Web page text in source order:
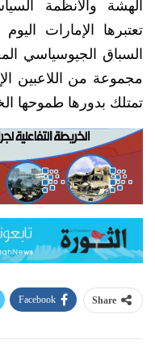
الهشة والأنظمة
تعتبرها الإمارات
السباق الجيوسياسي
مجموعة من اللاعبين
تمتلك بدورها طموحها
Share
Facebook